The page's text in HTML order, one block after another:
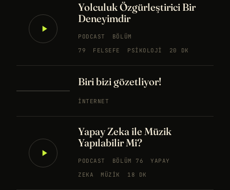
Yolculuk Özgürleştirici Bir
Deneyimdir
PODCAST
BÖLÜM
79
FELSEFE PSIKOLOJI 20 DK
Biri bizi gözetliyor!
İNTERNET
Yapay Zeka ile Müzik
Yapılabilir Mi?
PODCAST BÖLÜM 76
YAPAY
ZEKA
MÜZIK 18 DK